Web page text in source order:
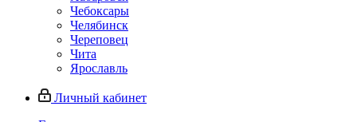
Чебоксары
Челябинск
Череповец
Чита
Ярославль
Личный кабинет